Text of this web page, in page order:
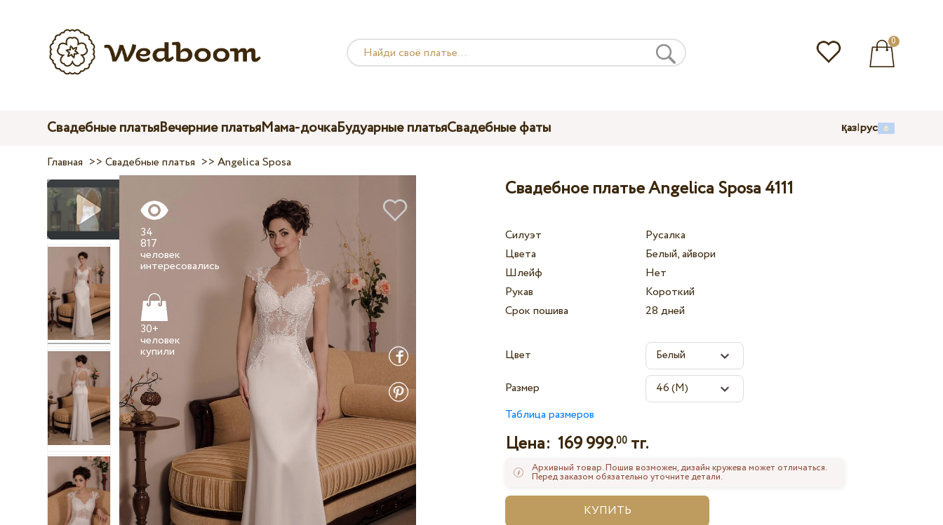
0
Свадебные платьяВечерние платьяМама-дочкаБудуарные платьяСвадебные фаты қаз|рус
Главная >>Свадебные платья >>Angelica Sposa
34
817
человек
30+
человек
Свадебное платье Angelica Sposa 4111
Силуэт
Русалка
Цвета
Белый, айвори
Шлейф
Нет
Рукав
Короткий
Срок пошива
28 дней
Цвет
Размер
Таблица размеров
Цена:169 999.00 тг.
Архивный товар. Пошив возможен, дизайн кружева может отличаться.
Перед заказом обязательно уточните детали.